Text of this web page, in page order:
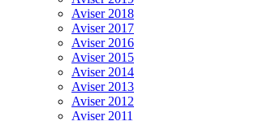
Aviser 2018
Aviser 2017
Aviser 2016
Aviser 2015
Aviser 2014
Aviser 2013
Aviser 2012
Aviser 2011